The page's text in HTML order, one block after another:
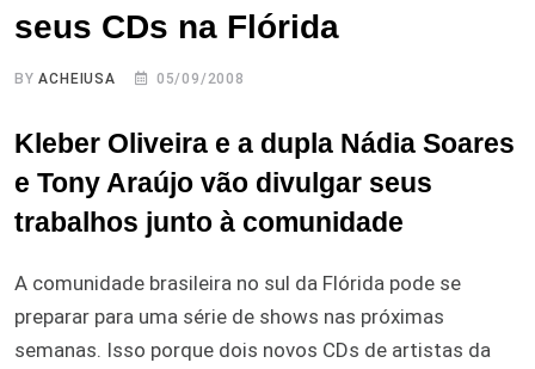
seus CDs na Flórida
BYACHEIUSA 05/09/2008
Kleber Oliveira e a dupla Nádia Soares
e Tony Araújo vão divulgar seus
trabalhos junto à comunidade
A comunidade brasileira no sul da Flórida pode se
preparar para uma série de shows nas próximas
semanas. Isso porque dois novos CDs de artistas da